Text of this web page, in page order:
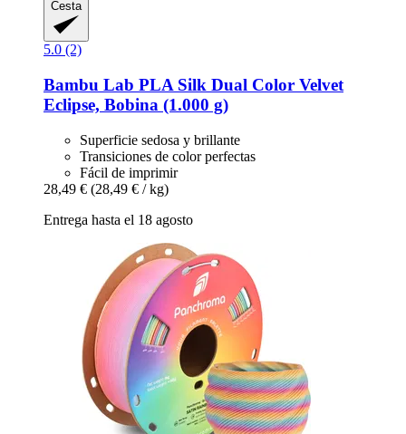
Cesta
5.0 (2)
Bambu Lab PLA Silk Dual Color Velvet
Eclipse, Bobina (1.000 g)
Superficie sedosa y brillante
Transiciones de color perfectas
Fácil de imprimir
28,49 € (28,49 € / kg)
Entrega hasta el 18 agosto